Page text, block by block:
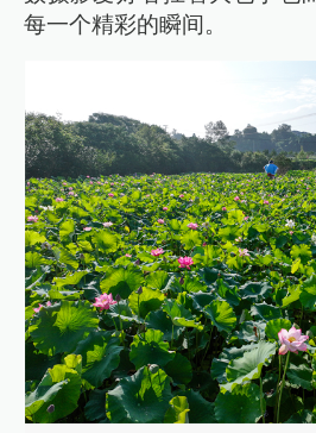
每一个精彩的瞬间。